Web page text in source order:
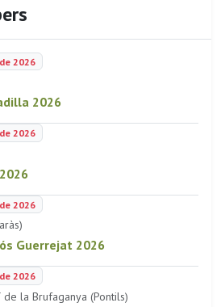
2026
2026
2026
2026
Guerrejat 2026
2026
de la Brufaganya (Pontils)